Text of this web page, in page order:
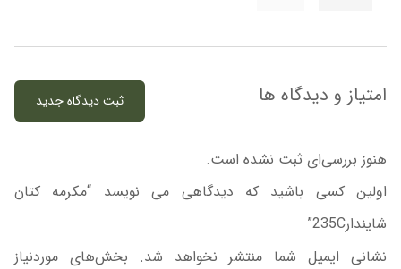
امتیاز و دیدگاه ها ثبت دیدگاه جدید
هنوز بررسی‌ای ثبت نشده است.
اولین کسی باشید که دیدگاهی می نویسد “مکرمه کتان
شایندار235C”
نشانی ایمیل شما منتشر نخواهد شد. بخش‌های موردنیاز